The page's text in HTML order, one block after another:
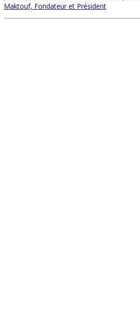
Maktouf, Fondateur et Président